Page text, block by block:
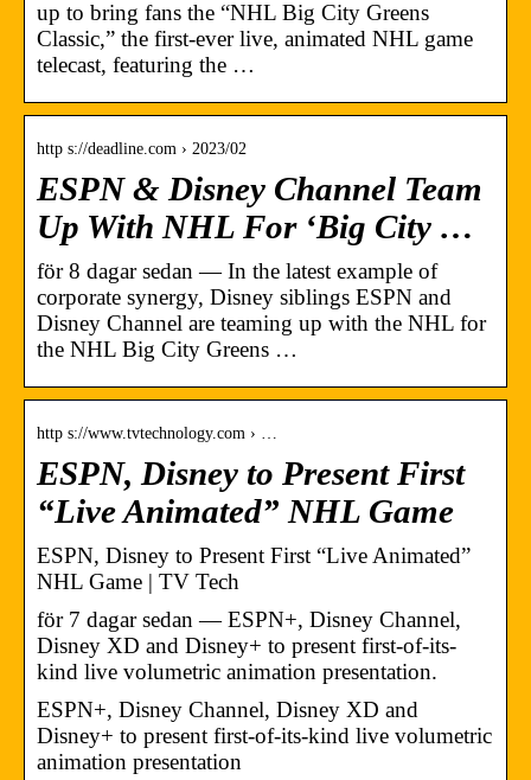
up to bring fans the “NHL Big City Greens
Classic,” the first-ever live, animated NHL game
telecast, featuring the …
http s://deadline.com › 2023/02
ESPN & Disney Channel Team
Up With NHL For ‘Big City …
för 8 dagar sedan — In the latest example of
corporate synergy, Disney siblings ESPN and
Disney Channel are teaming up with the NHL for
the NHL Big City Greens …
http s://www.tvtechnology.com › …
ESPN, Disney to Present First
“Live Animated” NHL Game
ESPN, Disney to Present First “Live Animated”
NHL Game | TV Tech
för 7 dagar sedan — ESPN+, Disney Channel,
Disney XD and Disney+ to present first-of-its-
kind live volumetric animation presentation.
ESPN+, Disney Channel, Disney XD and
Disney+ to present first-of-its-kind live volumetric
animation presentation